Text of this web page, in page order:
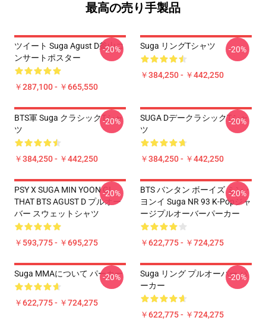
最高の売り手製品
ツイート Suga Agust D釜山コ
ンサートポスター
￥287,100 - ￥665,550
-20% Suga リングTシャツ
￥384,250 - ￥442,250
-20%
BTS軍 Suga クラシックTシャ
ツ
￥384,250 - ￥442,250
-20%
SUGA DデークラシックTシャ
ツ
￥384,250 - ￥442,250
-20%
PSY X SUGA MIN YOON GI
THAT BTS AGUST D プルオー
バー スウェットシャツ
￥593,775 - ￥695,275
-20%
BTS バンタン ボーイズ ミン・
ヨンイ Suga NR 93 K-Popジャ
ージプルオーバーパーカー
￥622,775 - ￥724,275
-20%
Suga MMAについて パーカー
￥622,775 - ￥724,275
-20%
Suga リング プルオーバー パ
ーカー
￥622,775 - ￥724,275
-20%